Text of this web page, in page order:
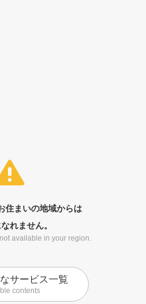
住まいの地域からは
れません。
available in your region.
サービス一覧
contents